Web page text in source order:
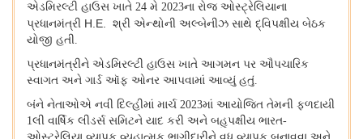
એડમિરલ્ટી હાઉસ ખાતે 24 મે 2023ના રોજ ઓસ્ટ્રેલિયાના
પ્રધાનમંત્રી H.E. શ્રી એન્થોની અલ્બેનીઝ સાથે દ્વિપક્ષીય બેઠક
યોજી હતી.
પ્રધાનમંત્રીને એડમિરલ્ટી હાઉસ ખાતે આગમન પર ઔપચારિક
સ્વાગત અને ગાર્ડ ઑફ ઓનર આપવામાં આવ્યું હતું.
બંને નેતાઓએ નવી દિલ્હીમાં માર્ચ 2023માં આયોજિત તેમની ફળદાયી
1લી વાર્ષિક લીડર્સ સમિટને યાદ કરી અને બહુપક્ષીય ભારત-